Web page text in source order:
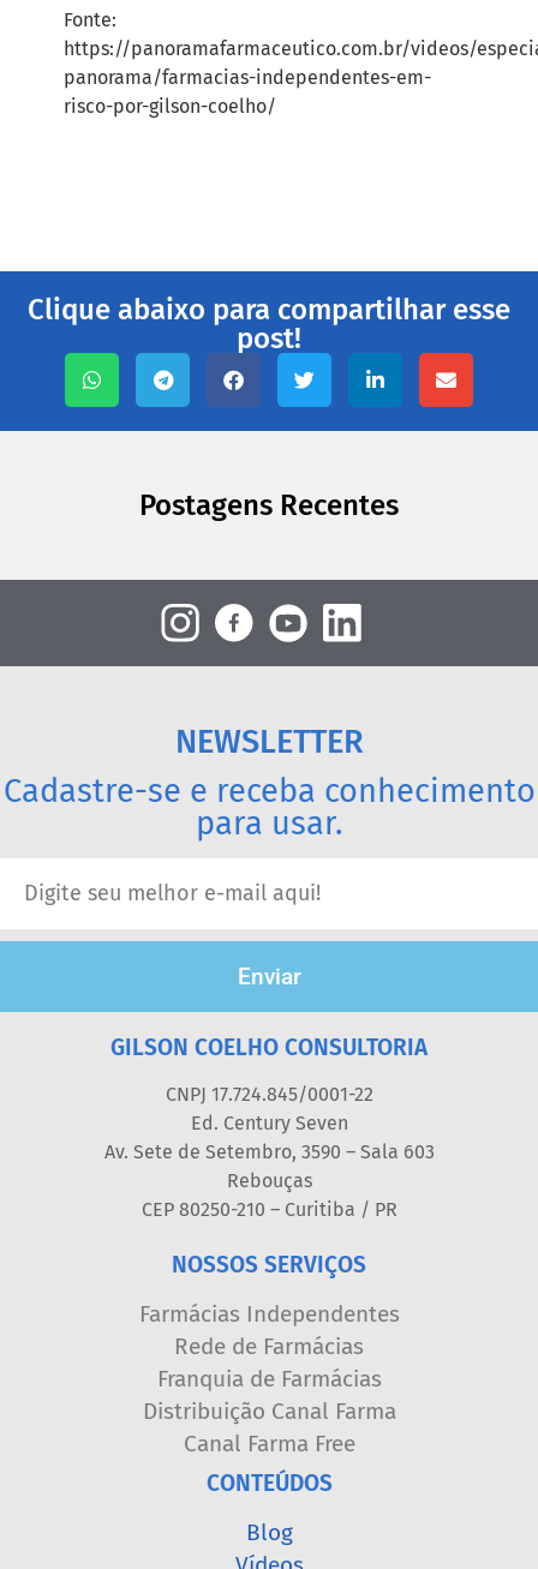
Fonte:
https://panoramafarmaceutico.com.br/videos/
panorama/farmacias-independentes-em-
risco-por-gilson-coelho/
Clique abaixo para compartilhar esse
post!
Postagens Recentes
NEWSLETTER
Cadastre-se e receba conhecimento
para usar.
Enviar
GILSON COELHO CONSULTORIA
CNPJ 17.724.845/0001-22
Ed. Century Seven
Av. Sete de Setembro, 3590 – Sala 603
Rebouças
CEP 80250-210 – Curitiba / PR
NOSSOS SERVIÇOS
Farmácias Independentes
Rede de Farmácias
Franquia de Farmácias
Distribuição Canal Farma
Canal Farma Free
CONTEÚDOS
Blog